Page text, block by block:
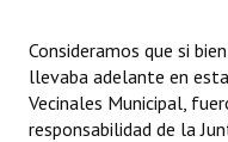
Datos Históricos
Premio al Mérito -
Consideramos que si
llevaba adelante en
Vecinales Municipal,
responsabilidad de la